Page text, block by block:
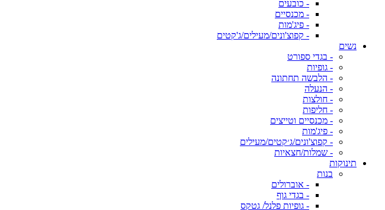
- כובעים
- מכנסיים
- פיג'מות
- קפוצ'ונים/מעילים/ג'קטים
נשים
- בגדי ספורט
- גופיות
- הלבשה תחתונה
- הנעלה
- חולצות
- חליפות
- מכנסיים וטייצים
- פיג'מות
- קפוצ'ונים/ג׳קטים/מעילים
- שמלות/חצאיות
תינוקות
בנות
- אוברולים
- בגדי גוף
- גופיות פלנל/ גטקס